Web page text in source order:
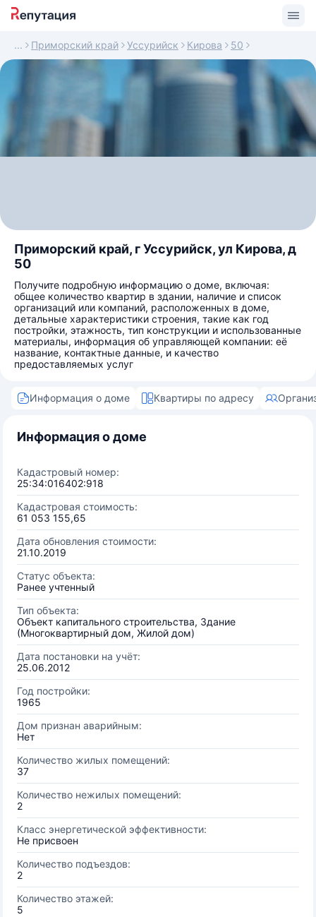
Приморский край Уссурийск Кирова 50
Приморский край, г Уссурийск, ул Кирова, д
50
Получите подробную информацию о доме, включая:
общее количество квартир в здании, наличие и список
организаций или компаний, расположенных в доме,
детальные характеристики строения, такие как год
постройки, этажность, тип конструкции и использованные
материалы, информация об управляющей компании: её
название, контактные данные, и качество
предоставляемых услуг
Информация о доме Квартиры по адресу
Информация о доме
Кадастровый номер:
25:34:016402:918
Кадастровая стоимость:
61 053 155,65
Дата обновления стоимости:
21.10.2019
Статус объекта:
Ранее учтенный
Тип объекта:
Объект капитального строительства, Здание
(Многоквартирный дом, Жилой дом)
Дата постановки на учёт:
25.06.2012
Год постройки:
1965
Дом признан аварийным:
Нет
Количество жилых помещений:
37
Количество нежилых помещений:
2
Класс энергетической эффективности:
Не присвоен
Количество подъездов:
2
Количество этажей:
5